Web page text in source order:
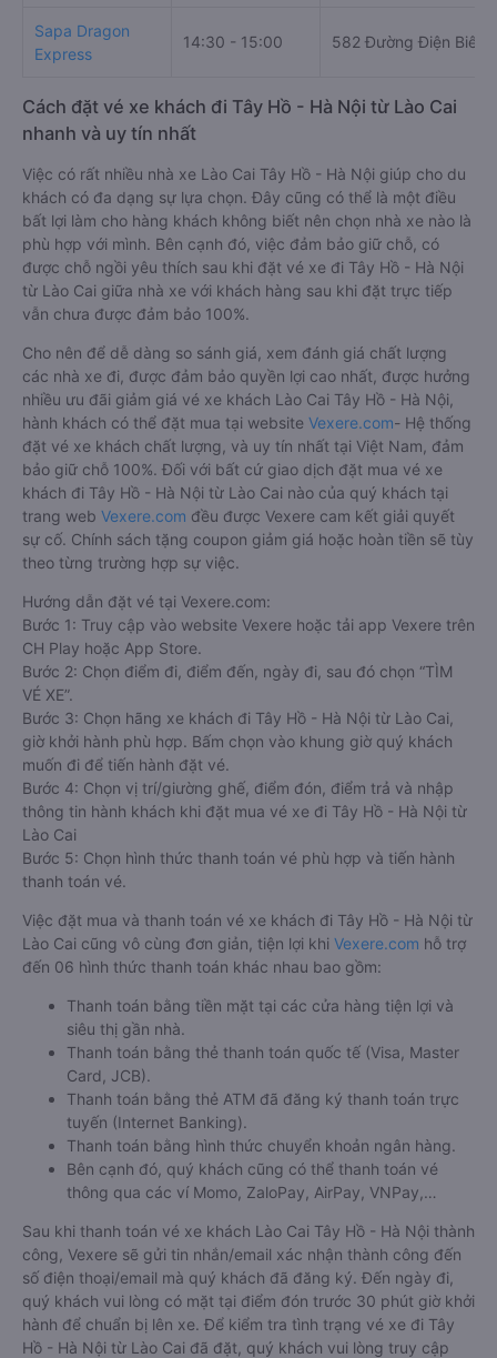
Sapa Dragon
Express
14:30 - 15:00 582 Đường Điện Biên
Cách đặt vé xe khách đi Tây Hồ - Hà Nội từ Lào Cai
nhanh và uy tín nhất
Việc có rất nhiều nhà xe Lào Cai Tây Hồ - Hà Nội giúp cho du
khách có đa dạng sự lựa chọn. Đây cũng có thể là một điều
bất lợi làm cho hàng khách không biết nên chọn nhà xe nào là
phù hợp với mình. Bên cạnh đó, việc đảm bảo giữ chỗ, có
được chỗ ngồi yêu thích sau khi đặt vé xe đi Tây Hồ - Hà Nội
từ Lào Cai giữa nhà xe với khách hàng sau khi đặt trực tiếp
vẫn chưa được đảm bảo 100%.
Cho nên để dễ dàng so sánh giá, xem đánh giá chất lượng
các nhà xe đi, được đảm bảo quyền lợi cao nhất, được hưởng
nhiều ưu đãi giảm giá vé xe khách Lào Cai Tây Hồ - Hà Nội,
hành khách có thể đặt mua tại website Vexere.com- Hệ thống
đặt vé xe khách chất lượng, và uy tín nhất tại Việt Nam, đảm
bảo giữ chỗ 100%. Đối với bất cứ giao dịch đặt mua vé xe
khách đi Tây Hồ - Hà Nội từ Lào Cai nào của quý khách tại
trang web Vexere.com đều được Vexere cam kết giải quyết
sự cố. Chính sách tặng coupon giảm giá hoặc hoàn tiền sẽ tùy
theo từng trường hợp sự việc.
Hướng dẫn đặt vé tại Vexere.com:
Bước 1: Truy cập vào website Vexere hoặc tải app Vexere trên
CH Play hoặc App Store.
Bước 2: Chọn điểm đi, điểm đến, ngày đi, sau đó chọn “TÌM
VÉ XE”.
Bước 3: Chọn hãng xe khách đi Tây Hồ - Hà Nội từ Lào Cai,
giờ khởi hành phù hợp. Bấm chọn vào khung giờ quý khách
muốn đi để tiến hành đặt vé.
Bước 4: Chọn vị trí/giường ghế, điểm đón, điểm trả và nhập
thông tin hành khách khi đặt mua vé xe đi Tây Hồ - Hà Nội từ
Lào Cai
Bước 5: Chọn hình thức thanh toán vé phù hợp và tiến hành
thanh toán vé.
Việc đặt mua và thanh toán vé xe khách đi Tây Hồ - Hà Nội từ
Lào Cai cũng vô cùng đơn giản, tiện lợi khi Vexere.com hỗ trợ
đến 06 hình thức thanh toán khác nhau bao gồm:
Thanh toán bằng tiền mặt tại các cửa hàng tiện lợi và
siêu thị gần nhà.
Thanh toán bằng thẻ thanh toán quốc tế (Visa, Master
Card, JCB).
Thanh toán bằng thẻ ATM đã đăng ký thanh toán trực
tuyến (Internet Banking).
Thanh toán bằng hình thức chuyển khoản ngân hàng.
Bên cạnh đó, quý khách cũng có thể thanh toán vé
thông qua các ví Momo, ZaloPay, AirPay, VNPay,…
Sau khi thanh toán vé xe khách Lào Cai Tây Hồ - Hà Nội thành
công, Vexere sẽ gửi tin nhắn/email xác nhận thành công đến
số điện thoại/email mà quý khách đã đăng ký. Đến ngày đi,
quý khách vui lòng có mặt tại điểm đón trước 30 phút giờ khởi
hành để chuẩn bị lên xe. Để kiểm tra tình trạng vé xe đi Tây
Hồ - Hà Nội từ Lào Cai đã đặt, quý khách vui lòng truy cập